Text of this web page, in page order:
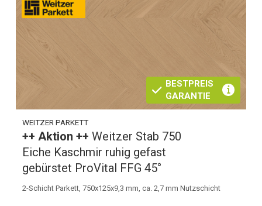
BESTPREIS
GARANTIE
WEITZER PARKETT
++ Aktion ++Weitzer Stab 750
Eiche Kaschmir ruhig gefast
gebürstet ProVital FFG 45°
2-Schicht Parkett, 750x125x9,3 mm, ca. 2,7 mm Nutzschicht